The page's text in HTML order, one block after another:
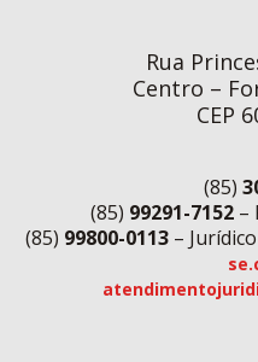
Rua
Centro –
CEP
(85)
(85) 99291-7152–
(85) 99800-0113 –